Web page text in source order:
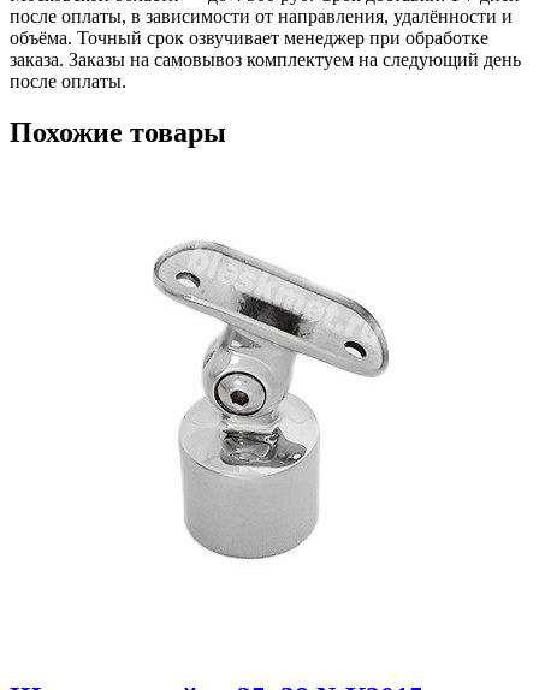
после оплаты, в зависимости от направления, удалённости и
объёма. Точный срок озвучивает менеджер при обработке
заказа. Заказы на самовывоз комплектуем на следующий день
после оплаты.
Похожие товары